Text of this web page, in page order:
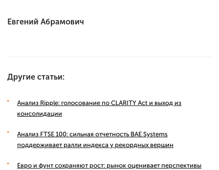
Евгений Абрамович
Другие статьи:
Анализ Ripple: голосование по CLARITY Act и выход из
консолидации
Анализ FTSE 100: сильная отчетность BAE Systems
поддерживает ралли индекса у рекордных вершин
Евро и фунт сохраняют рост: рынок оценивает перспективы